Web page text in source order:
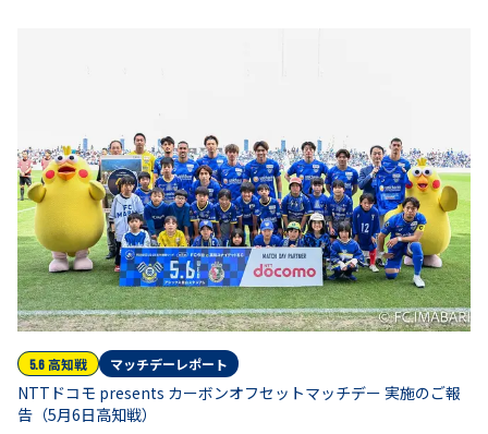
5.6 高知戦 マッチデーレポート
NTTドコモ presents カーボンオフセットマッチデー 実施のご報
告（5月6日高知戦）